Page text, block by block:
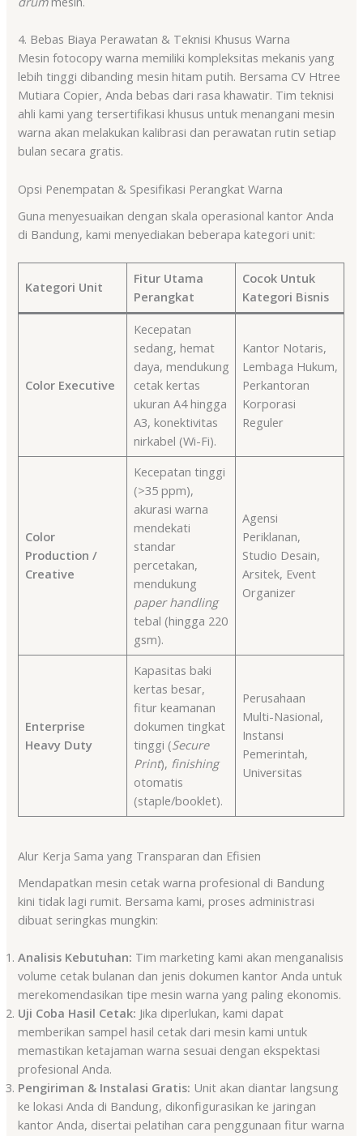
4. Bebas Biaya Perawatan & Teknisi Khusus Warna
Mesin fotocopy warna memiliki kompleksitas mekanis yang
lebih tinggi dibanding mesin hitam putih. Bersama CV Htree
Mutiara Copier, Anda bebas dari rasa khawatir. Tim teknisi
ahli kami yang tersertifikasi khusus untuk menangani mesin
warna akan melakukan kalibrasi dan perawatan rutin setiap
bulan secara gratis.
Opsi Penempatan & Spesifikasi Perangkat Warna
Guna menyesuaikan dengan skala operasional kantor Anda
di Bandung, kami menyediakan beberapa kategori unit:
Kategori Unit
Fitur Utama
Perangkat
Cocok Untuk
Kategori Bisnis
Color Executive
Kecepatan
sedang, hemat
daya, mendukung
cetak kertas
ukuran A4 hingga
A3, konektivitas
nirkabel (Wi-Fi).
Kantor Notaris,
Lembaga Hukum,
Perkantoran
Korporasi
Reguler
Color
Production /
Creative
Kecepatan tinggi
(>35 ppm),
akurasi warna
mendekati
standar
percetakan,
mendukung
paper handling
tebal (hingga 220
gsm).
Agensi
Periklanan,
Studio Desain,
Arsitek, Event
Organizer
Enterprise
Heavy Duty
Kapasitas baki
kertas besar,
fitur keamanan
dokumen tingkat
tinggi (Secure
Print), finishing
otomatis
(staple/booklet).
Perusahaan
Multi-Nasional,
Instansi
Pemerintah,
Universitas
Alur Kerja Sama yang Transparan dan Efisien
Mendapatkan mesin cetak warna profesional di Bandung
kini tidak lagi rumit. Bersama kami, proses administrasi
dibuat seringkas mungkin:
Analisis Kebutuhan: Tim marketing kami akan menganalisis
volume cetak bulanan dan jenis dokumen kantor Anda untuk
merekomendasikan tipe mesin warna yang paling ekonomis.
Uji Coba Hasil Cetak: Jika diperlukan, kami dapat
memberikan sampel hasil cetak dari mesin kami untuk
memastikan ketajaman warna sesuai dengan ekspektasi
profesional Anda.
Pengiriman & Instalasi Gratis: Unit akan diantar langsung
ke lokasi Anda di Bandung, dikonfigurasikan ke jaringan
kantor Anda, disertai pelatihan cara penggunaan fitur warna